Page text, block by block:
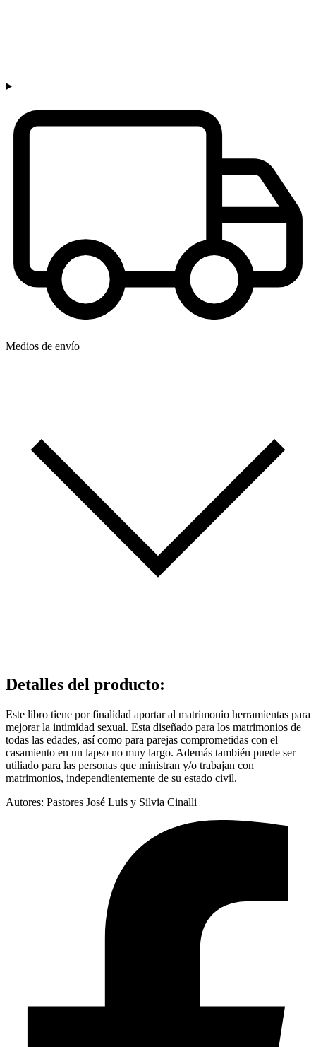
Medios de envío
Detalles del producto:
Este libro tiene por finalidad aportar al matrimonio herramientas para
mejorar la intimidad sexual. Esta diseñado para los matrimonios de
todas las edades, así como para parejas comprometidas con el
casamiento en un lapso no muy largo. Además también puede ser
utiliado para las personas que ministran y/o trabajan con
matrimonios, independientemente de su estado civil.
Autores: Pastores José Luis y Silvia Cinalli